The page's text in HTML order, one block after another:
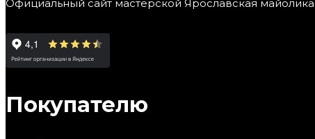
Официальный сайт мастерской Ярославская майолика
Покупателю